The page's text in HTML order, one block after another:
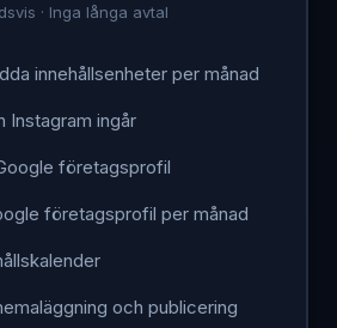
· Inga långa avtal
innehållsenheter per månad
Instagram ingår
företagsprofil
företagsprofil per månad
och publicering